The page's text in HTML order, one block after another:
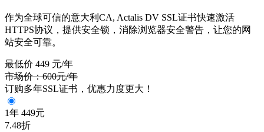
作为全球可信的意大利 CA, Actalis DV SSL证书快速激活
HTTPS协议，提供安全锁，消除浏览器安全警告，让您的网
站安全可靠。
最低价 449 元/年
市场价：600元/年
订购多年SSL证书，优惠力度更大！
1年 449元
7.48折